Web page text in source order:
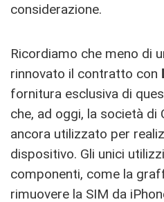
considerazione.
Ricordiamo che meno di
rinnovato il contratto con
fornitura esclusiva di
che, ad oggi, la società di
ancora utilizzato per
dispositivo. Gli unici
componenti, come la
rimuovere la SIM da